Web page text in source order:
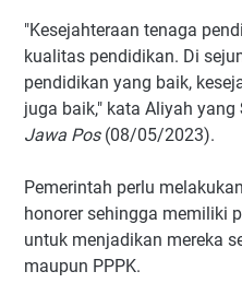
"Kesejahteraan tenaga
kualitas pendidikan. Di
pendidikan yang baik,
juga baik," kata Aliyah yang
Jawa Pos(08/05/2023).
Pemerintah perlu
honorer sehingga memiliki
untuk menjadikan mereka
maupun PPPK.